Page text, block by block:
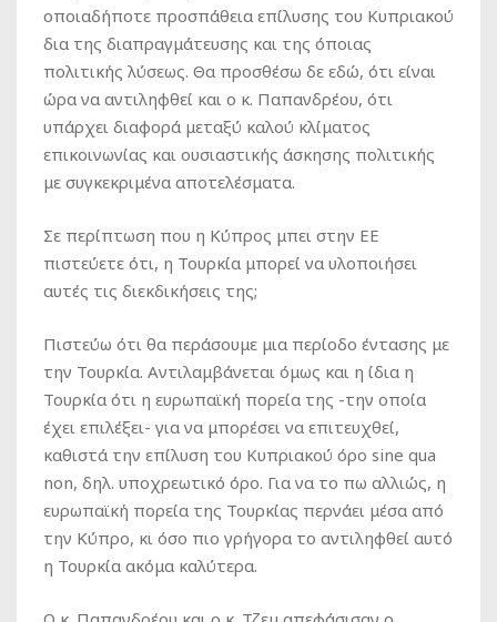
οποιαδήποτε προσπάθεια επίλυσης του Κυπριακού
δια της διαπραγμάτευσης και της όποιας
πολιτικής λύσεως. Θα προσθέσω δε εδώ, ότι είναι
ώρα να αντιληφθεί και ο κ. Παπανδρέου, ότι
υπάρχει διαφορά μεταξύ καλού κλίματος
επικοινωνίας και ουσιαστικής άσκησης πολιτικής
με συγκεκριμένα αποτελέσματα.
Σε περίπτωση που η Κύπρος μπει στην ΕΕ
πιστεύετε ότι, η Τουρκία μπορεί να υλοποιήσει
αυτές τις διεκδικήσεις της;
Πιστεύω ότι θα περάσουμε μια περίοδο έντασης με
την Τουρκία. Αντιλαμβάνεται όμως και η ίδια η
Τουρκία ότι η ευρωπαϊκή πορεία της -την οποία
έχει επιλέξει- για να μπορέσει να επιτευχθεί,
καθιστά την επίλυση του Κυπριακού όρο sine qua
non, δηλ. υποχρεωτικό όρο. Για να το πω αλλιώς, η
ευρωπαϊκή πορεία της Τουρκίας περνάει μέσα από
την Κύπρο, κι όσο πιο γρήγορα το αντιληφθεί αυτό
η Τουρκία ακόμα καλύτερα.